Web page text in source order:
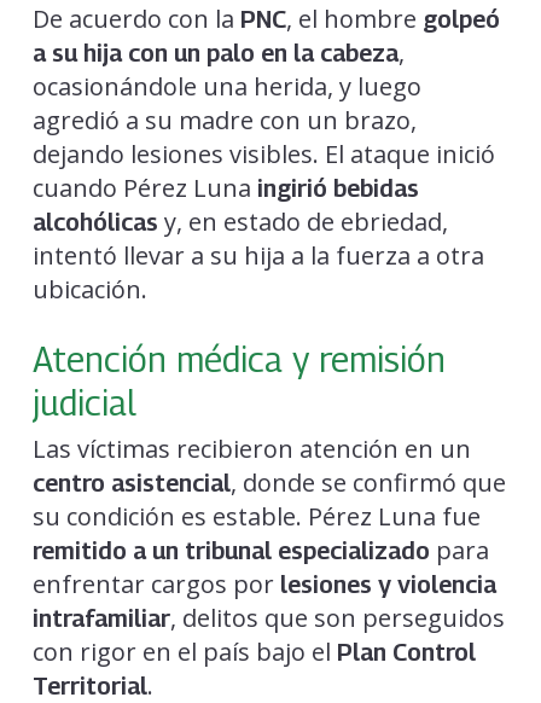
De acuerdo con la PNC, el hombre golpeó
a su hija con un palo en la cabeza,
ocasionándole una herida, y luego
agredió a su madre con un brazo,
dejando lesiones visibles. El ataque inició
cuando Pérez Luna ingirió bebidas
alcohólicas y, en estado de ebriedad,
intentó llevar a su hija a la fuerza a otra
ubicación.
Atención médica y remisión
judicial
Las víctimas recibieron atención en un
centro asistencial, donde se confirmó que
su condición es estable. Pérez Luna fue
remitido a un tribunal especializado para
enfrentar cargos por lesiones y violencia
intrafamiliar, delitos que son perseguidos
con rigor en el país bajo el Plan Control
Territorial.